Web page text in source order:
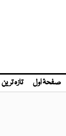
صفحۂ اول تازہ ترین